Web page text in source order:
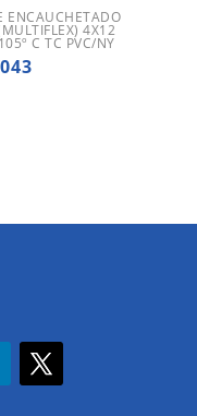
ENCAUCHETADO
4X12
C TC PVC/NY